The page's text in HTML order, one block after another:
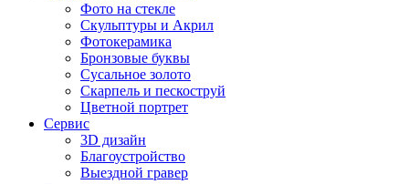
Фото на стекле
Скульптуры и Акрил
Фотокерамика
Бронзовые буквы
Сусальное золото
Скарпель и пескоструй
Цветной портрет
Сервис
3D дизайн
Благоустройство
Выездной гравер